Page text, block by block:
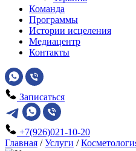
Команда
Программы
Истории исцеления
Медиацентр
Контакты
Записаться
+7(926)021-10-20
Главная /Услуги /